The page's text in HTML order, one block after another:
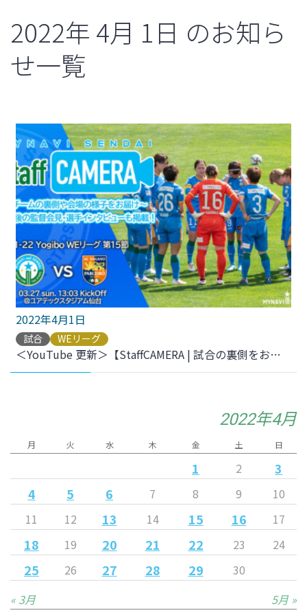
2022年 4月 1日 のお知ら
せ一覧
2022年4月1日
試合 WEリーグ
＜YouTube 更新＞【StaffCAMERA | 試合の裏側をお届け】2021-22 YogiboWEリーグ 第15節 vs.AC長野パルセイロ・レディース をアップしました
2022年4月
月 火 水 木 金 土 日
1 2
3
4
5 6 7 8 9
10
11
12 13 14 15 16 17
18 19 20 21 22 23 24
25 26 27 28 29
30
« 3月
5月 »